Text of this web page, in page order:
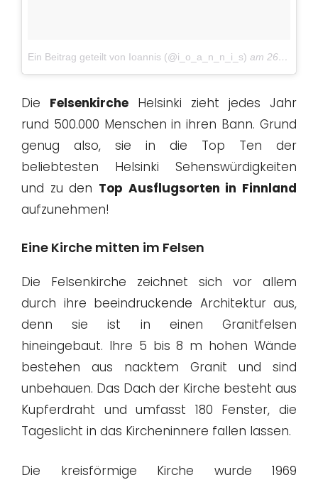
Ein Beitrag geteilt von Ioannis (@i_o_a_n_n_i_s) am 26. Feb 2017 um 9:18 Uhr
Die Felsenkirche Helsinki zieht jedes Jahr
rund 500.000 Menschen in ihren Bann. Grund
genug also, sie in die Top Ten der
beliebtesten Helsinki Sehenswürdigkeiten
und zu den Top Ausflugsorten in Finnland
aufzunehmen!
Eine Kirche mitten im Felsen
Die Felsenkirche zeichnet sich vor allem
durch ihre beeindruckende Architektur aus,
denn sie ist in einen Granitfelsen
hineingebaut. Ihre 5 bis 8 m hohen Wände
bestehen aus nacktem Granit und sind
unbehauen. Das Dach der Kirche besteht aus
Kupferdraht und umfasst 180 Fenster, die
Tageslicht in das Kircheninnere fallen lassen.
Die kreisförmige Kirche wurde 1969